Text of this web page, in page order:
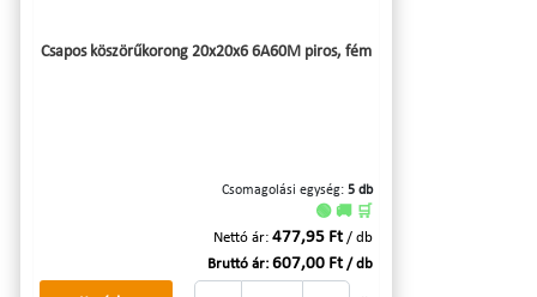
Csapos köszörűkorong 20x20x6 6A60M piros, fém
Csomagolási egység: 5 db
🟢 🚚 🛒
Nettó ár: 477,95 Ft / db
Bruttó ár: 607,00 Ft / db